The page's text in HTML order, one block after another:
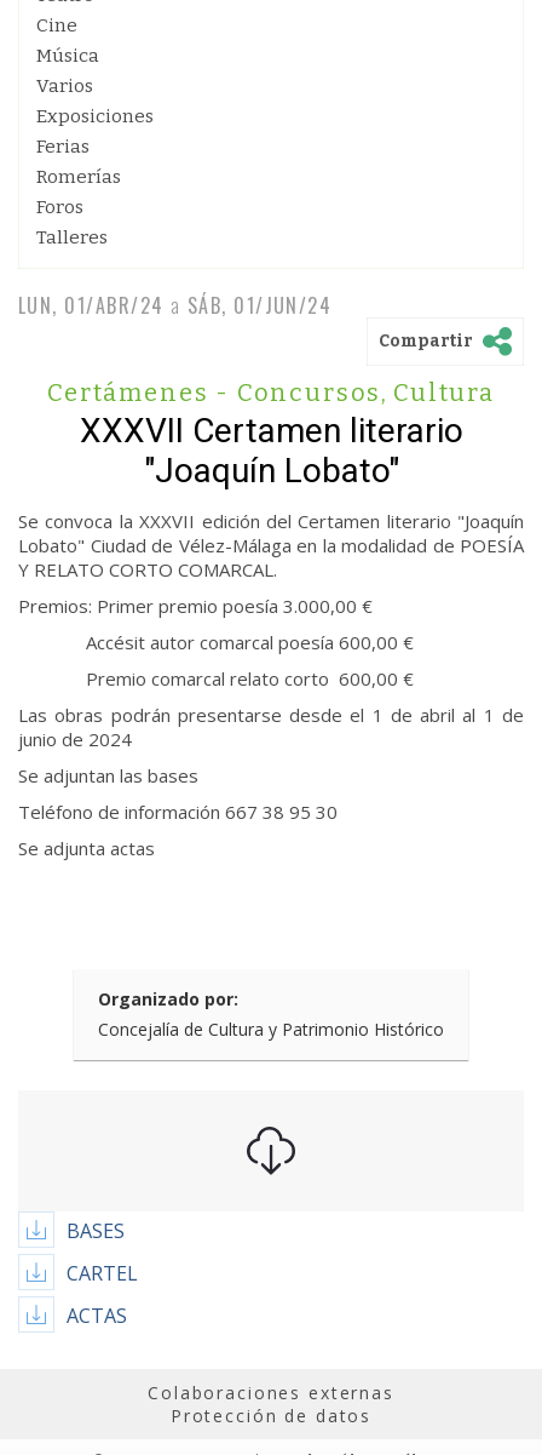
Cine
Música
Varios
Exposiciones
Ferias
Romerías
Foros
Talleres
LUN, 01/ABR/24 a SÁB, 01/JUN/24
Compartir
Certámenes - Concursos, Cultura
XXXVII Certamen literario
"Joaquín Lobato"
Se convoca la XXXVII edición del Certamen literario "Joaquín
Lobato" Ciudad de Vélez-Málaga en la modalidad de POESÍA
Y RELATO CORTO COMARCAL.
Premios: Primer premio poesía 3.000,00 €
Accésit autor comarcal poesía 600,00 €
Premio comarcal relato corto 600,00 €
Las obras podrán presentarse desde el 1 de abril al 1 de
junio de 2024
Se adjuntan las bases
Teléfono de información 667 38 95 30
Se adjunta actas
Organizado por:
Concejalía de Cultura y Patrimonio Histórico
BASES
CARTEL
ACTAS
Colaboraciones externas
Protección de datos